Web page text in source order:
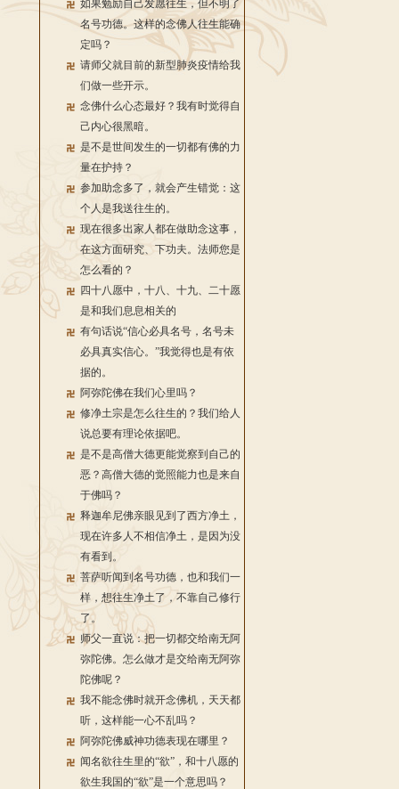
如果勉励自己发愿往生，但不明了
名号功德。这样的念佛人往生能确
定吗？
请师父就目前的新型肺炎疫情给我
们做一些开示。
念佛什么心态最好？我有时觉得自
己内心很黑暗。
是不是世间发生的一切都有佛的力
量在护持？
参加助念多了，就会产生错觉：这
个人是我送往生的。
现在很多出家人都在做助念这事，
在这方面研究、下功夫。法师您是
怎么看的？
四十八愿中，十八、十九、二十愿
是和我们息息相关的
有句话说“信心必具名号，名号未
必具真实信心。”我觉得也是有依
据的。
阿弥陀佛在我们心里吗？
修净土宗是怎么往生的？我们给人
说总要有理论依据吧。
是不是高僧大德更能觉察到自己的
恶？高僧大德的觉照能力也是来自
于佛吗？
释迦牟尼佛亲眼见到了西方净土，
现在许多人不相信净土，是因为没
有看到。
菩萨听闻到名号功德，也和我们一
样，想往生净土了，不靠自己修行
了。
师父一直说：把一切都交给南无阿
弥陀佛。怎么做才是交给南无阿弥
陀佛呢？
我不能念佛时就开念佛机，天天都
听，这样能一心不乱吗？
阿弥陀佛威神功德表现在哪里？
闻名欲往生里的“欲”，和十八愿的
欲生我国的“欲”是一个意思吗？